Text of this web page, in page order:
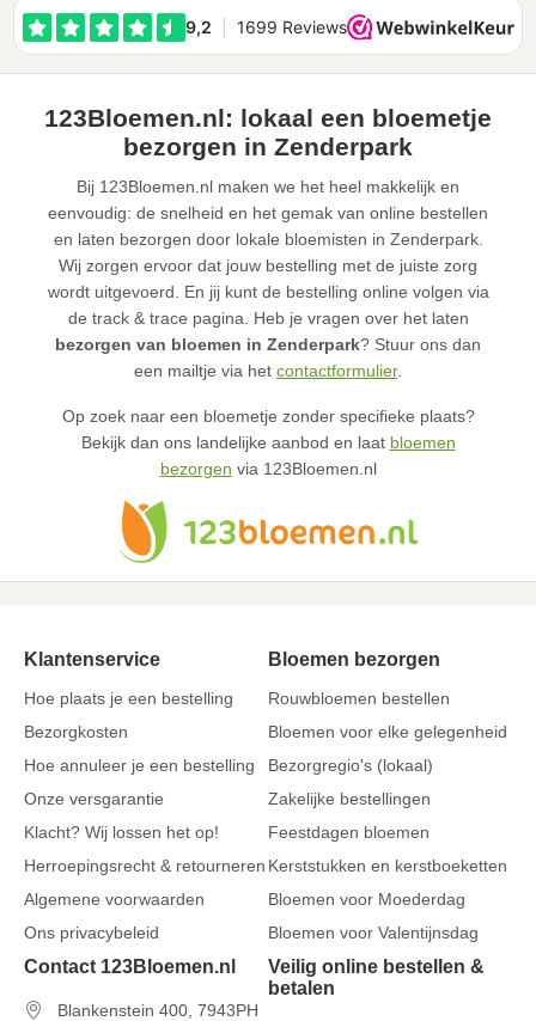
123Bloemen.nl: lokaal een bloemetje
bezorgen in Zenderpark
Bij 123Bloemen.nl maken we het heel makkelijk en
eenvoudig: de snelheid en het gemak van online bestellen
en laten bezorgen door lokale bloemisten in Zenderpark.
Wij zorgen ervoor dat jouw bestelling met de juiste zorg
wordt uitgevoerd. En jij kunt de bestelling online volgen via
de track & trace pagina. Heb je vragen over het laten
bezorgen van bloemen in Zenderpark? Stuur ons dan
een mailtje via het contactformulier.
Op zoek naar een bloemetje zonder specifieke plaats?
Bekijk dan ons landelijke aanbod en laat bloemen
bezorgen via 123Bloemen.nl
Klantenservice
Hoe plaats je een bestelling
Bezorgkosten
Hoe annuleer je een bestelling
Onze versgarantie
Klacht? Wij lossen het op!
Herroepingsrecht & retourneren
Algemene voorwaarden
Ons privacybeleid
Bloemen bezorgen
Rouwbloemen bestellen
Bloemen voor elke gelegenheid
Bezorgregio's (lokaal)
Zakelijke bestellingen
Feestdagen bloemen
Kerststukken en kerstboeketten
Bloemen voor Moederdag
Bloemen voor Valentijnsdag
Contact 123Bloemen.nl
Blankenstein 400, 7943PH
Veilig online bestellen &
betalen